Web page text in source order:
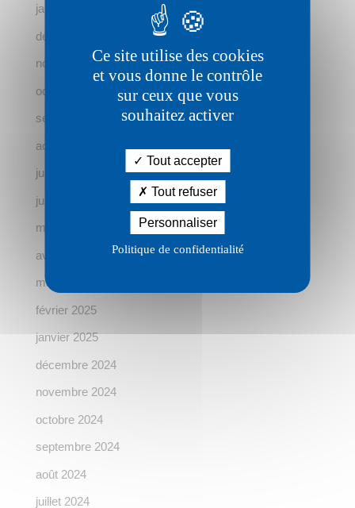
Ce site utilise des cookies
et vous donne le contrôle
sur ceux que vous
souhaitez activer
Tout accepter
Tout refuser
Personnaliser
Politique de confidentialité
janvier 2026
décembre 2025
novembre 2025
octobre 2025
septembre 2025
août 2025
juillet 2025
juin 2025
mai 2025
avril 2025
mars 2025
février 2025
janvier 2025
décembre 2024
novembre 2024
octobre 2024
septembre 2024
août 2024
juillet 2024